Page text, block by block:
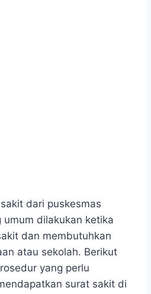
dari puskesmas
umum dilakukan ketika
dan membutuhkan
atau sekolah. Berikut
yang perlu
surat sakit di